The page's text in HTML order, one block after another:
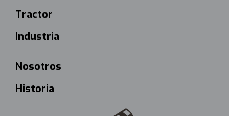
Tractor
Industria
Nosotros
Historia